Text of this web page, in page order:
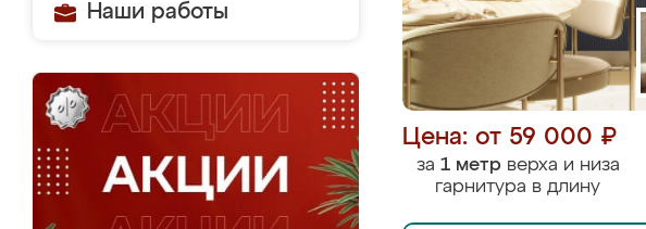
Наши работы
Цена: от 59 000 ₽
за 1 метрверха и низа
гарнитура в длину